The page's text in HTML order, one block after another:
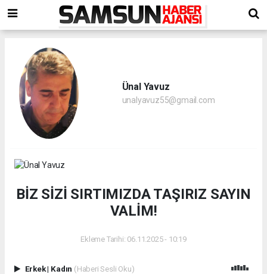
Ünal Yavuz
unalyavuz55@gmail.com
BİZ SİZİ SIRTIMIZDA TAŞIRIZ SAYIN
VALİM!
Ekleme Tarihi: 06.11.2025 - 10:19
Erkek| Kadın (Haberi Sesli Oku)